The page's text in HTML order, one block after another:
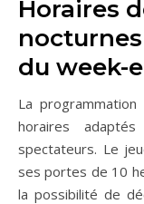
Horaires
du week-
La
horaires
spectateurs. Le
ses portes de 10
la possibilité de